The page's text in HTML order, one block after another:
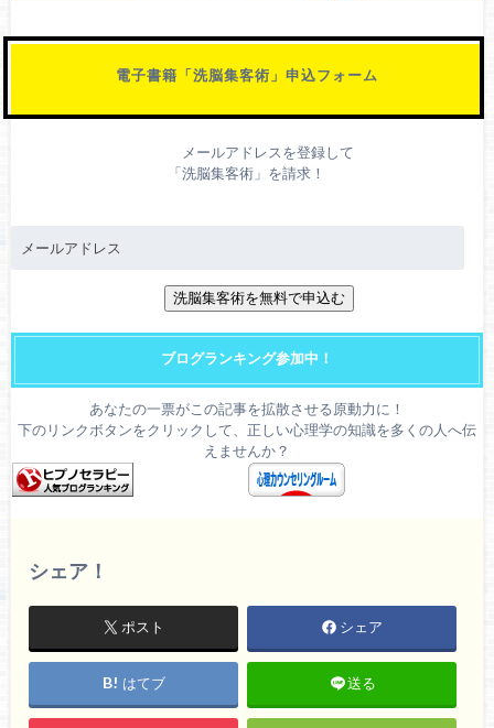
電子書籍「洗脳集客術」申込フォーム
メールアドレスを登録して
「洗脳集客術」を請求！
ブログランキング参加中！
あなたの一票がこの記事を拡散させる原動力に！
下のリンクボタンをクリックして、正しい心理学の知識を多くの人へ伝
えませんか？
シェア！
ポスト シェア
はてブ 送る